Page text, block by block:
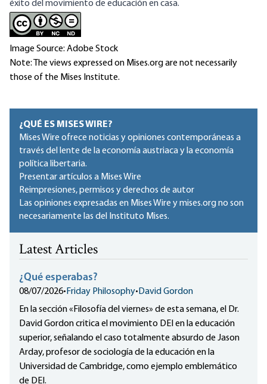
éxito del movimiento de educación en casa.
Image Source: Adobe Stock
Note: The views expressed on Mises.org are not necessarily
those of the Mises Institute.
¿QUÉ ES MISES WIRE?
Mises Wire ofrece noticias y opiniones contemporáneas a
través del lente de la economía austriaca y la economía
política libertaria.
Presentar artículos a Mises Wire
Reimpresiones, permisos y derechos de autor
Las opiniones expresadas en Mises Wire y mises.org no son
necesariamente las del Instituto Mises.
Latest Articles
¿Qué esperabas?
08/07/2026•Friday Philosophy•David Gordon
En la sección «Filosofía del viernes» de esta semana, el Dr.
David Gordon critica el movimiento DEI en la educación
superior, señalando el caso totalmente absurdo de Jason
Arday, profesor de sociología de la educación en la
Universidad de Cambridge, como ejemplo emblemático
de DEI.